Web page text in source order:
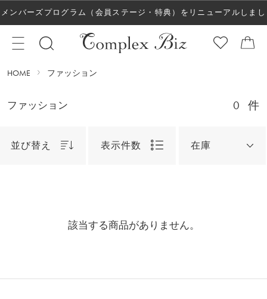
メンバーズプログラム（会員ステージ・特典）をリニューアルしまし
た！
HOME ファッション
ファッション 0 件
並び替え 表示件数 在庫
該当する商品がありません。